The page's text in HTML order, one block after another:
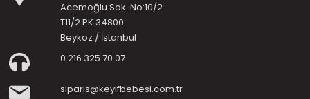
Acemoğlu Sok. No:10/2
T11/2 PK:34800
Beykoz / İstanbul
0 216 325 70 07
siparis@keyifbebesi.com.tr